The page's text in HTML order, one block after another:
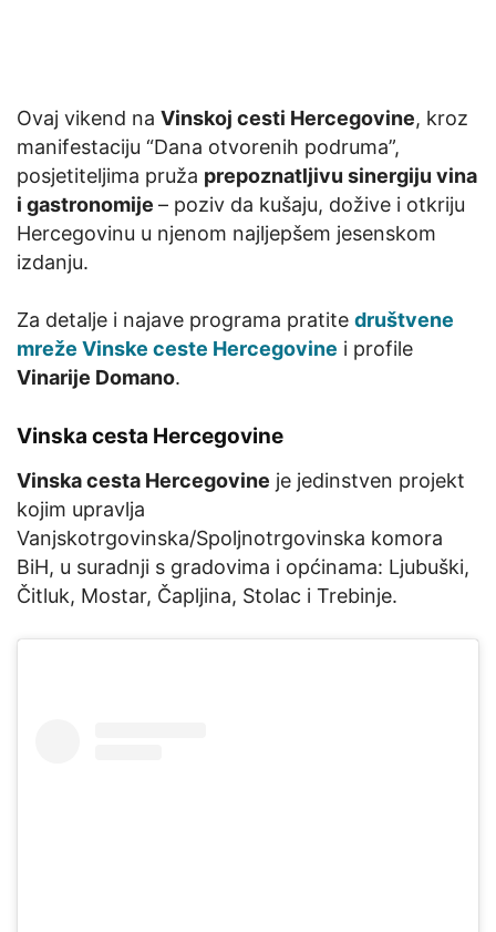
Ovaj vikend na Vinskoj cesti Hercegovine, kroz
manifestaciju “Dana otvorenih podruma”,
posjetiteljima pruža prepoznatljivu sinergiju vina
i gastronomije – poziv da kušaju, dožive i otkriju
Hercegovinu u njenom najljepšem jesenskom
izdanju.
Za detalje i najave programa pratite društvene
mreže Vinske ceste Hercegovine i profile
Vinarije Domano.
Vinska cesta Hercegovine
Vinska cesta Hercegovine je jedinstven projekt
kojim upravlja
Vanjskotrgovinska/Spoljnotrgovinska komora
BiH, u suradnji s gradovima i općinama: Ljubuški,
Čitluk, Mostar, Čapljina, Stolac i Trebinje.